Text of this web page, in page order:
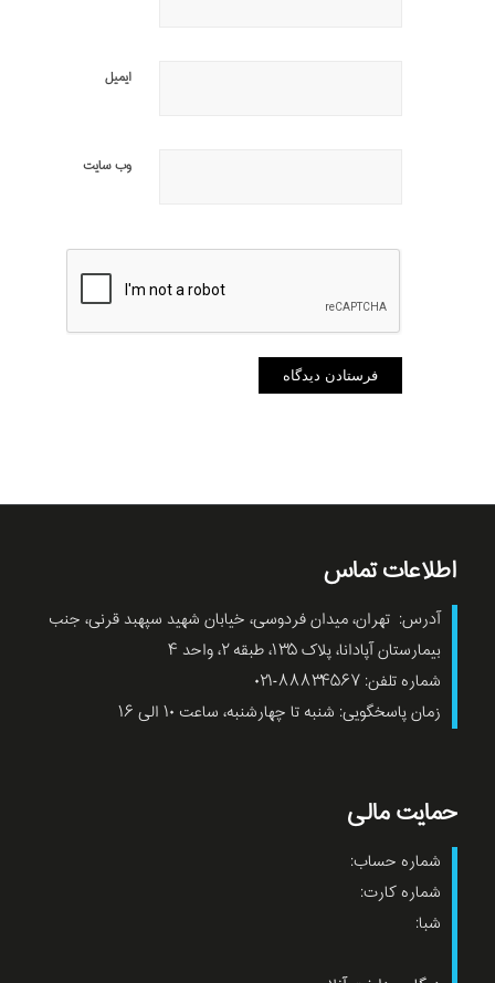
ایمیل
وب‌ سایت
اطلاعات تماس
آدرس: تهران، میدان فردوسی، خیابان شهید سپهبد قرنی، جنب
بیمارستان آپادانا، پلاک ۱۳۵، طبقه ۲، واحد ۴
شماره تلفن: ۸۸۸۳۴۵۶۷-۰۲۱
زمان پاسخگویی: شنبه تا چهارشنبه، ساعت ۱۰ الی ۱۶
حمایت مالی
شماره حساب:
شماره کارت:
شبا: